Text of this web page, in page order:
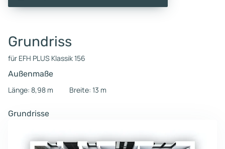
Grundriss
für EFH PLUS Klassik 156
Außenmaße
Länge: 8,98 m
Breite: 13 m
Grundrisse